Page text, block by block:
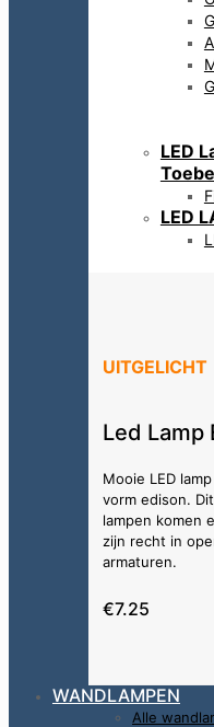
LED
LED
UITGELICHT
Led Lamp
Mooie LED
vorm edison.
lampen komen
zijn recht in
armaturen.
€7.25
WANDLAMPEN
Alle